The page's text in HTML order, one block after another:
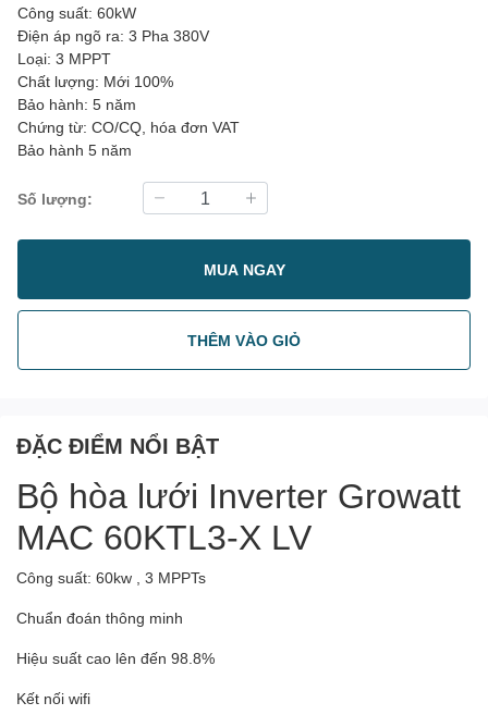
Công suất: 60kW
Điện áp ngõ ra: 3 Pha 380V
Loại: 3 MPPT
Chất lượng: Mới 100%
Bảo hành: 5 năm
Chứng từ: CO/CQ, hóa đơn VAT
Bảo hành 5 năm
Số lượng:
MUA NGAY
THÊM VÀO GIỎ
ĐẶC ĐIỂM NỔI BẬT
Bộ hòa lưới Inverter Growatt
MAC 60KTL3-X LV
Công suất: 60kw , 3 MPPTs
Chuẩn đoán thông minh
Hiệu suất cao lên đến 98.8%
Kết nối wifi